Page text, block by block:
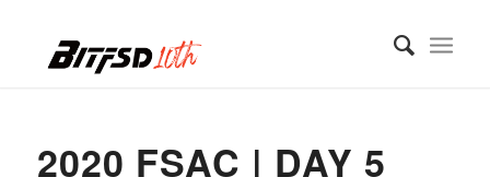
2020 FSAC | DAY 5